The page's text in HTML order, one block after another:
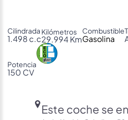
Cilindrada
1.498 c.c
Kilómetros
29.994 Km
Combustible
Gasolina
Potencia
150 CV
Este coche se